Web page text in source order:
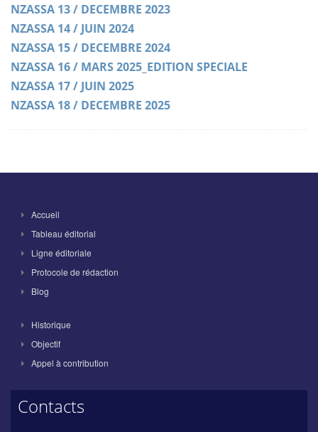
NZASSA 13 / DECEMBRE 2023
NZASSA 14 / JUIN 2024
NZASSA 15 / DECEMBRE 2024
NZASSA 16 / MARS 2025_EDITION SPECIALE
NZASSA 17 / JUIN 2025
NZASSA 18 / DECEMBRE 2025
Accueil
Tableau éditorial
Ligne éditoriale
Protocole de rédaction
Blog
Historique
Objectif
Appel à contribution
Contacts